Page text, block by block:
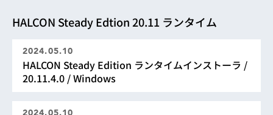
HALCON Steady Edtion 20.11 ランタイム
2024.05.10
HALCON Steady Edition ランタイムインストーラ /
20.11.4.0 / Windows
2024.05.10